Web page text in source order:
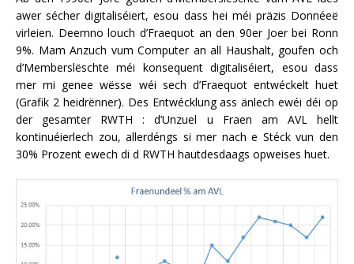
awer sécher digitaliséiert, esou dass hei méi präzis Donnéeë
virleien. Deemno louch d’Fraequot an den 90er Joer bei Ronn
9%. Mam Anzuch vum Computer an all Haushalt, goufen och
d’Memberslëschte méi konsequent digitaliséiert, esou dass
mer mi genee wësse wéi sech d’Fraequot entwéckelt huet
(Grafik 2 heidrënner). Des Entwécklung ass änlech ewéi déi op
der gesamter RWTH : d’Unzuel u Fraen am AVL hellt
kontinuéierlech zou, allerdéngs si mer nach e Stéck vun den
30% Prozent ewech di d RWTH hautdesdaags opweises huet.